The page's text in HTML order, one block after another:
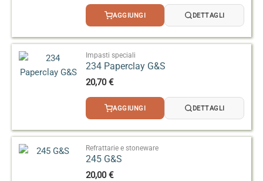
AGGIUNGI DETTAGLI
Impasti speciali
234 Paperclay G&S
20,70€
AGGIUNGI DETTAGLI
Refrattarie e stoneware
245 G&S
20,00€